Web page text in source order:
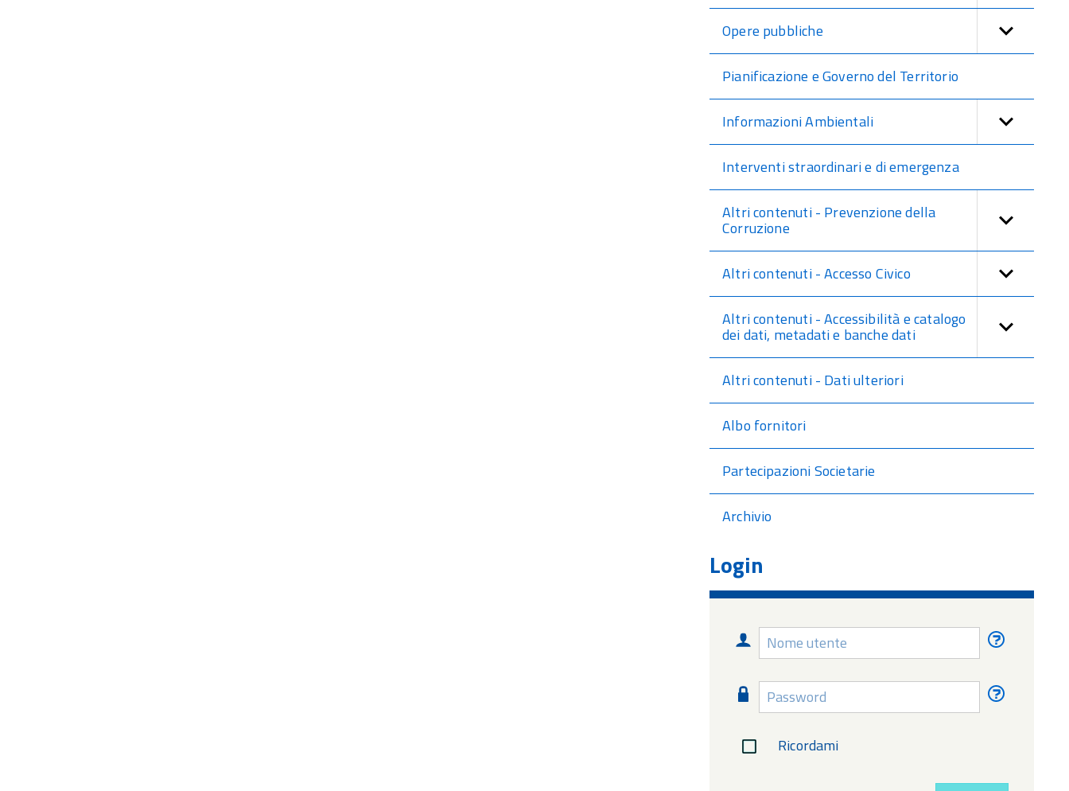
Opere pubbliche
Pianificazione e Governo del Territorio
Informazioni Ambientali
Interventi straordinari e di emergenza
Altri contenuti - Prevenzione della
Corruzione
Altri contenuti - Accesso Civico
Altri contenuti - Accessibilità e catalogo
dei dati, metadati e banche dati
Altri contenuti - Dati ulteriori
Albo fornitori
Partecipazioni Societarie
Archivio
Login
Nome
utente
Nome
utente
Password
Password
Ricordami